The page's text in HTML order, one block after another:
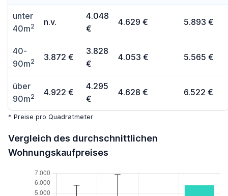
unter
40m2 n.v.
4.048
€
4.629 € 5.893 €
40-
90m2 3.872 €
3.828
€
4.053 € 5.565 €
über
90m2 4.922 €
4.295
€
4.628 € 6.522 €
* Preise pro Quadratmeter
Vergleich des durchschnittlichen
Wohnungskaufpreises